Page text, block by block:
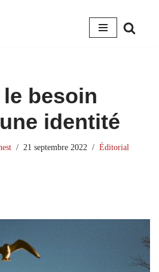
besoin
identité
21 septembre 2022 Éditorial